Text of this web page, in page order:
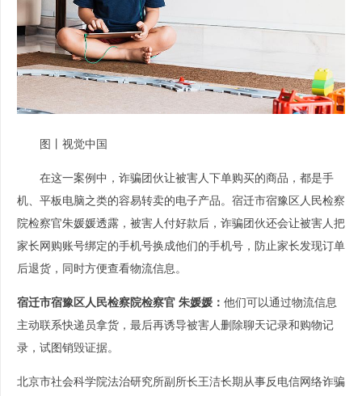
图丨视觉中国
在这一案例中，诈骗团伙让被害人下单购买的商品，都是手
机、平板电脑之类的容易转卖的电子产品。宿迁市宿豫区人民检察
院检察官朱媛媛透露，被害人付好款后，诈骗团伙还会让被害人把
家长网购账号绑定的手机号换成他们的手机号，防止家长发现订单
后退货，同时方便查看物流信息。
宿迁市宿豫区人民检察院检察官 朱媛媛： 他们可以通过物流信息
主动联系快递员拿货，最后再诱导被害人删除聊天记录和购物记
录，试图销毁证据。
北京市社会科学院法治研究所副所长王洁长期从事反电信网络诈骗